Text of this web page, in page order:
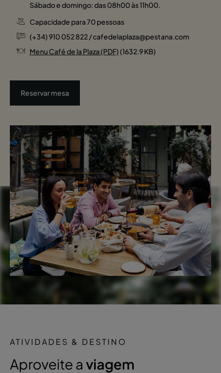
Sábado e domingo: das 08h00 às 11h00.
Capacidade para 70 pessoas
(+34) 910 052 822 / cafedelaplaza@pestana.com
Menu Café de la Plaza (PDF)(1632.9 KB)
Reservar mesa
ATIVIDADES & DESTINO
Aproveite a viagem